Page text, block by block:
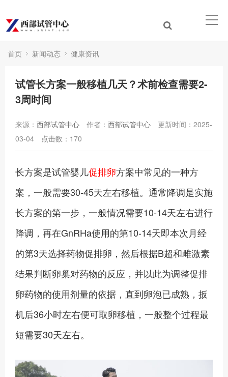
首页 新闻动态 健康资讯
试管长方案一般移植几天？术前检查需要2-
3周时间
来源： 西部试管中心 作者： 西部试管中心
更新时间：2025-
03-04
点击数： 170
长方案是试管婴儿促排卵方案中常见的一种方
案，一般需要30-45天左右移植。通常降调是实施
长方案的第一步，一般情况需要10-14天左右进行
降调，再在GnRHa使用的第10-14天即本次月经
的第3天选择药物促排卵，然后根据B超和雌激素
结果判断卵巢对药物的反应，并以此为调整促排
卵药物的使用剂量的依据，直到卵泡已成熟，扳
机后36小时左右便可取卵移植，一般整个过程最
短需要30天左右。